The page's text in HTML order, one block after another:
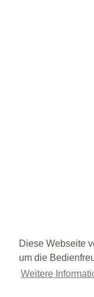
Diese Webseite
um die
Weitere